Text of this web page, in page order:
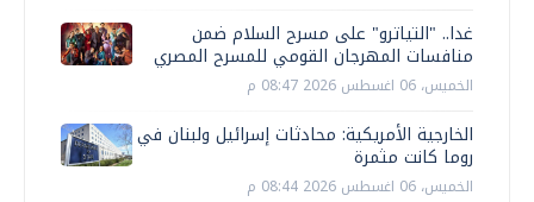
غدا.. "التياترو" على مسرح السلام ضمن
منافسات المهرجان القومي للمسرح المصري
الخميس، 06 اغسطس 2026 08:47 م
الخارجية الأمريكية: محادثات إسرائيل ولبنان في
روما كانت مثمرة
الخميس، 06 اغسطس 2026 08:44 م